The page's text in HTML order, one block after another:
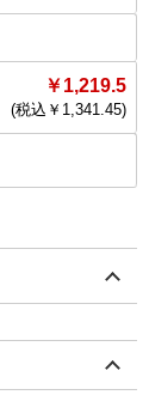
￥1,219.5
(税込￥ 1,341.45)